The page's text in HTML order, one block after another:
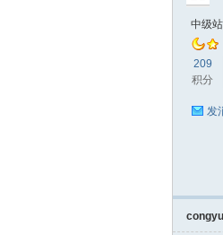
中级
209
积分
发